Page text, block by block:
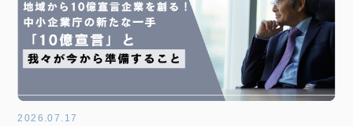
2026.07.17